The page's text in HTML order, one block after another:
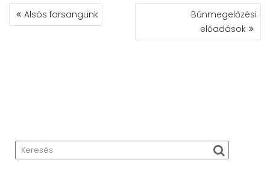
BEJEGYZÉS
NAVIGÁCIÓ
Alsós farsangunk
Bűnmegelőzési
előadások